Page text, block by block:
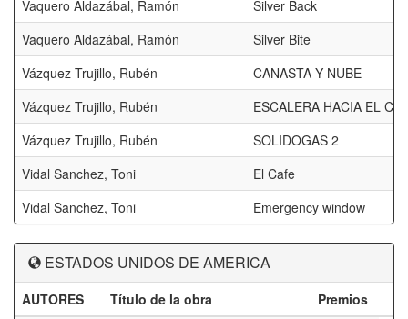
Vaquero Aldazábal, Ramón
Silver Back
Vaquero Aldazábal, Ramón
Silver Bite
Vázquez Trujillo, Rubén
CANASTA Y NUBE
Vázquez Trujillo, Rubén
ESCALERA HACIA EL
Vázquez Trujillo, Rubén
SOLIDOGAS 2
Vidal Sanchez, Toni
El Cafe
Vidal Sanchez, Toni
Emergency window
ESTADOS UNIDOS DE AMERICA
AUTORES Título de la obra
Premios